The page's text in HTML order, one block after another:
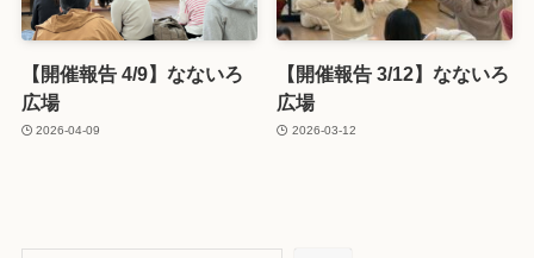
【開催報告 4/9】なないろ
広場
2026-04-09
【開催報告 3/12】なないろ
広場
2026-03-12